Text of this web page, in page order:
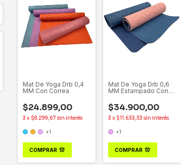
Mat De Yoga Drb 0,4
MM Con Correa
$24.899,00
3 x $8.299,67 sin interés
+1
COMPRAR
Mat De Yoga Drb 0,6
MM Estampado Con
$34.900,00
3 x $11.633,33 sin interés
+1
COMPRAR